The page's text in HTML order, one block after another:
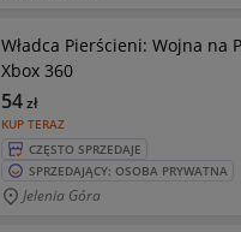
Władca Pierścieni: Wojna na
Xbox 360
KUP TERAZ
54zł
CZĘSTO SPRZEDAJE
SPRZEDAJĄCY: OSOBA PRYWATNA
Jelenia Góra